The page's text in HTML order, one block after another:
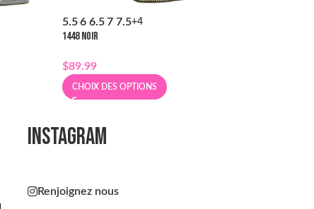
5.5 6 6.5 7 7.5+4
1448 NOIR
$89.99
CHOIX DES OPTIONS
INSTAGRAM
Renjoignez nous